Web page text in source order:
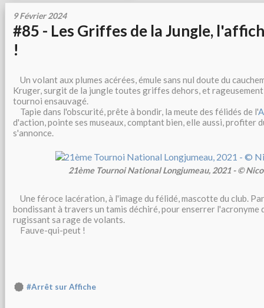
9 Février 2024
#85 - Les Griffes de la Jungle,
!
Un volant aux plumes acérées, émule sans nul doute du
Kruger, surgit de la jungle toutes griffes dehors, et
tournoi ensauvagé.
Tapie dans l'obscurité, prête à bondir, la meute des félidés de l'
d'action, pointe ses museaux, comptant bien, elle aussi, profiter
s'annonce.
21ème Tournoi National Longjumeau, 2021 - ©
Une féroce lacération, à l'image du félidé, mascotte du club.
bondissant à travers un tamis déchiré, pour enserrer l'acronyme
rugissant sa rage de volants.
Fauve-qui-peut !
#Arrêt sur Affiche